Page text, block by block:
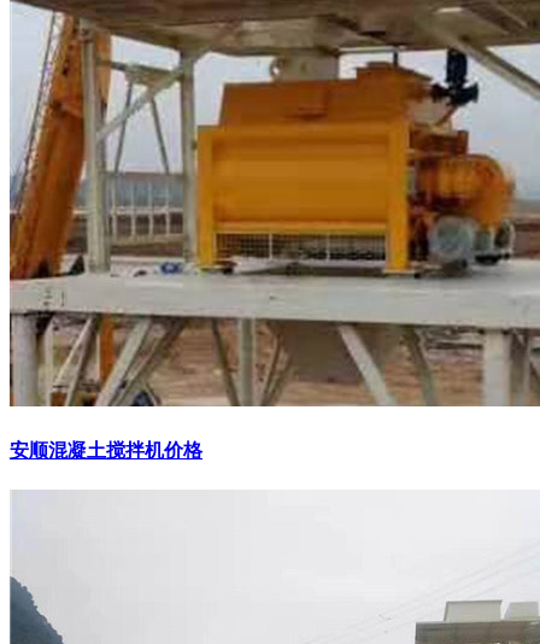
安顺混凝土搅拌机价格